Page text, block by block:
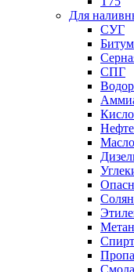
Для
СУГ
Битум
СПГ
Масло
Спирт
Смола